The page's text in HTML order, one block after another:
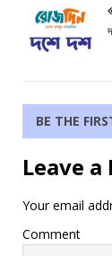
BE THE
Leave a
Your email
Comment